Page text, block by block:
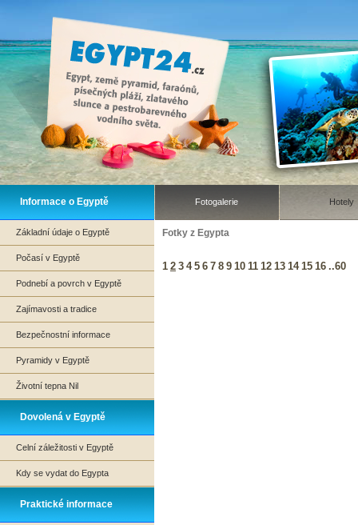
Informace o Egyptě
Základní údaje o Egyptě
Počasí v Egyptě
Podnebí a povrch v Egyptě
Zajímavosti a tradice
Bezpečnostní informace
Pyramidy v Egyptě
Životní tepna Nil
Dovolená v Egyptě
Celní záležitosti v Egyptě
Kdy se vydat do Egypta
Praktické informace
Fotogalerie Hotely
Fotky z Egypta
1 2 3 4 5 6 7 8 9 10 11 12 13 14 15 16 ..60